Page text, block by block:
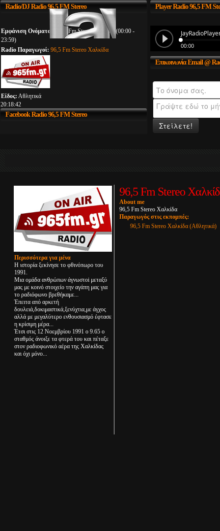
Radio/DJRadio 96,5 FM Stereo
Εμφάνιση Ονόματος:
96,5 Fm Stereo Χαλκίδα (00:00 -
23:59)
Radio Παραγωγοί: 96,5 Fm Stereo Χαλκίδα
Είδος: Αθλητικά
20:18:42
FacebookRadio 96,5 FM Stereo
PlayerRadio 96,5 FM
ΕπικοινωνίαEmail @
Στείλετε!
Περισσότερα για μένα
Η ιστορία ξεκίνησε το φθινόπωρο του
1991.
Μια ομάδα ανθρώπων άγνωστoi μεταξύ
μας με κοινό στοιχείο την αγάπη μας για
το ραδιόφωνο βρεθήκαμε...
Έπειτα από αρκετή
δουλειά,δοκιμαστικά,ξενύχτια,με άγχος
αλλά με μεγαλύτερο ενθουσιασμό έφτασε
η κρίσιμη μέρα...
Έτσι στις 12 Νοεμβρίου 1991 ο 9.65 ο
σταθμός άνοιξε τα φτερά του και πέταξε
στον ραδιοφωνικό αέρα της Χαλκίδας
και όχι μόνο...
96,5 Fm Stereo
About me
96,5 Fm Stereo Χαλκίδα
Παραγωγός στις εκπομπές:
96,5 Fm Stereo Χαλκίδα (Αθλητικά)